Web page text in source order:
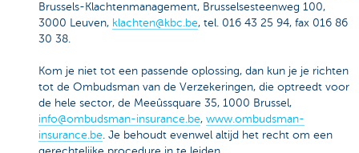
Brussels-Klachtenmanagement, Brusselsesteenweg 100,
3000 Leuven, klachten@kbc.be, tel. 016 43 25 94, fax 016 86
30 38.
Kom je niet tot een passende oplossing, dan kun je je richten
tot de Ombudsman van de Verzekeringen, die optreedt voor
de hele sector, de Meeûssquare 35, 1000 Brussel,
info@ombudsman-insurance.be, www.ombudsman-
insurance.be. Je behoudt evenwel altijd het recht om een